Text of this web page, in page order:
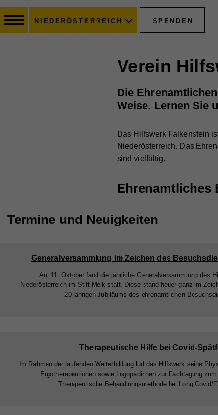
NIEDERÖSTERREICH SPENDEN
Verein
Die
Weise. Lernen Sie
Das Hilfswerk Falkenstein
Niederösterreich. Das
sind vielfältig.
Ehrenamtliches
Termine und Neuigkeiten
Generalversammlung im Zeichen des
Am 11. Oktober fand die jährliche Generalversammlung des
Niederösterreich im Stift Melk statt. Diese stand heuer ganz im
20-jährigen Jubiläums des ehrenamtlichen
Therapeutische Hilfe bei Covid-
Im Rahmen der laufenden Weiterbildung lud das Hilfswerk seine
Ergotherapeutinnen sowie Logopädinnen zur Fachtagung
„Therapeutische Behandlungsmethode bei Long Covid/